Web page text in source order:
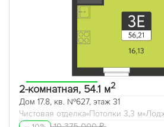
2-комнатная, 54.1 м2
Дом 17.8, кв. №627, этаж 31
Чистовая отделка Потолки 3,3 м